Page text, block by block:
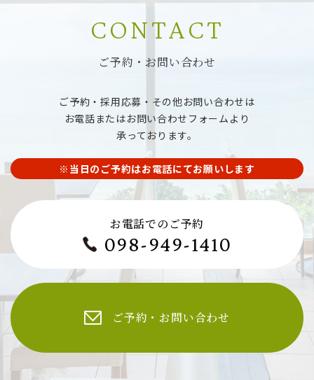
CONTACT
ご予約・お問い合わせ
ご予約・採用応募・その他お問い合わせは
お電話またはお問い合わせフォームより
承っております。
※当日のご予約はお電話にてお願いします
お電話でのご予約
098-949-1410
ご予約・お問い合わせ